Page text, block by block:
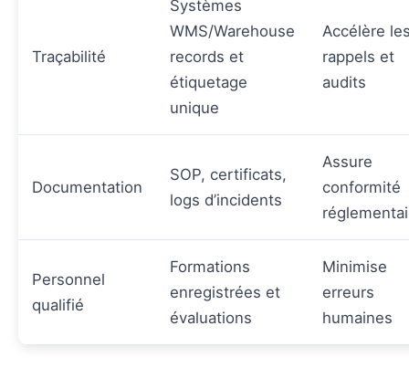
Traçabilité
Systèmes
WMS/Warehouse
records et
étiquetage
unique
Accélère
rappels et
audits
Documentation
SOP, certificats,
logs d’incidents
Assure
conformité
Personnel
qualifié
Formations
enregistrées et
évaluations
Minimise
erreurs
humaines